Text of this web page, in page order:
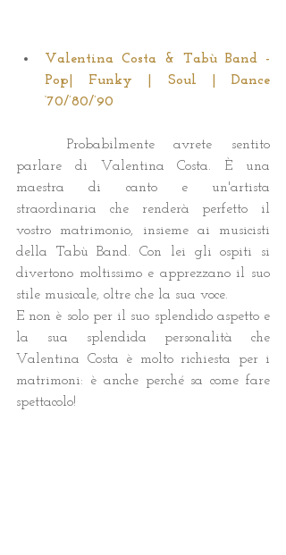
Pop| Funky | Soul | Dance
‘70/’80/’90
parlare di Valentina Costa. È una
maestra di canto e un'artista
straordinaria che renderà perfetto il
vostro matrimonio, insieme ai musicisti
della Tabù Band. Con lei gli ospiti si
divertono moltissimo e apprezzano il suo
stile musicale, oltre che la sua voce.
E non è solo per il suo splendido aspetto e
la sua splendida personalità che
Valentina Costa è molto richiesta per i
matrimoni: è anche perché sa come fare
spettacolo!